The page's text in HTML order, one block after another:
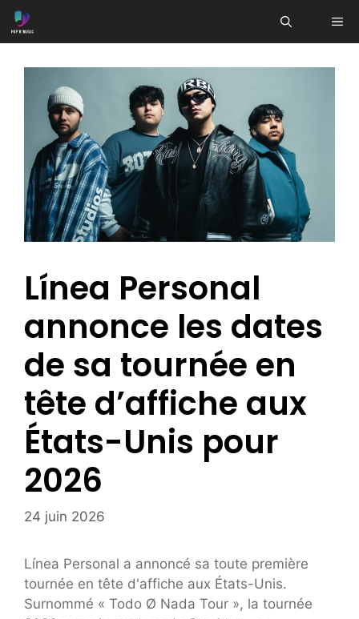
Aller
au
Línea Personal
annonce les dates
de sa tournée en
tête d’affiche aux
États-Unis pour
2026
24 juin 2026
Línea Personal a annoncé sa toute première
tournée en tête d'affiche aux États-Unis.
Surnommé « Todo Ø Nada Tour », la tournée